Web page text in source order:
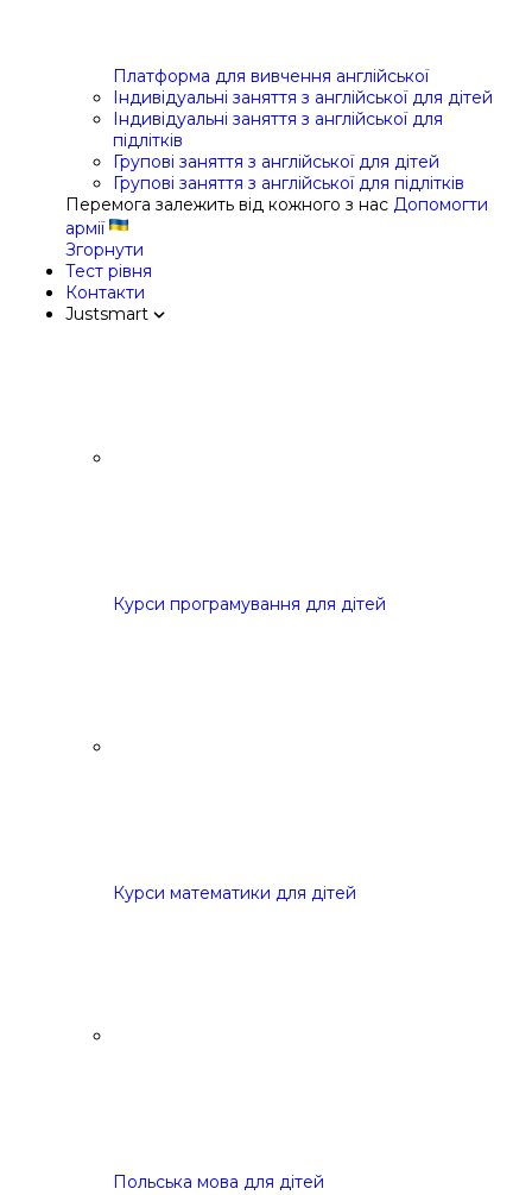
Платформа для вивчення англійської
Індивідуальні заняття з англійської для дітей
Індивідуальні заняття з англійської для
підлітків
Групові заняття з англійської для дітей
Групові заняття з англійської для підлітків
Перемога залежить від кожного з нас Допомогти
армії
Згорнути
Тест рівня
Контакти
Justsmart
Курси програмування для дітей
Курси математики для дітей
Польська мова для дітей